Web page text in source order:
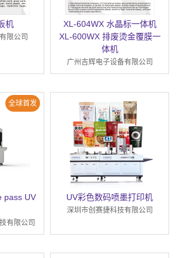
机
限公司
XL-604WX 水晶标一体机
XL-600WX 排废烫金覆膜一
体机
广州吉辉电子设备有限公司
全球首发
pass UV
有限公司
UV彩色数码喷墨打印机
深圳市创赛捷科技有限公司